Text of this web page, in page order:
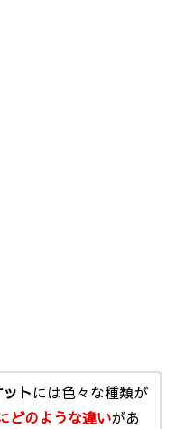
トには色々な種類が
どのような違いがあ